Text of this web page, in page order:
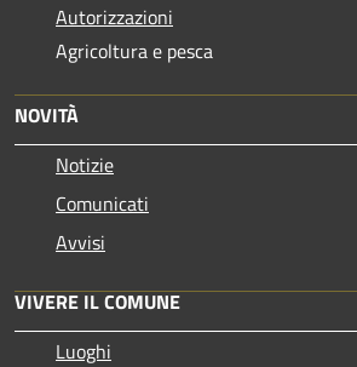
Autorizzazioni
Agricoltura e pesca
NOVITÀ
Notizie
Comunicati
Avvisi
VIVERE IL COMUNE
Luoghi